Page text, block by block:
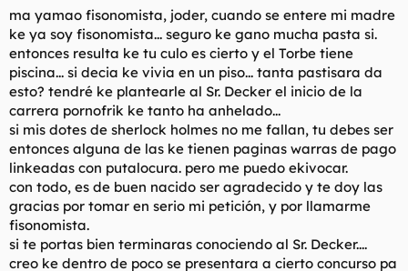
con ese dilema solo puedo deciros una cosa... :pla
ma yamao fisonomista, joder, cuando se entere mi madre
ke ya soy fisonomista... seguro ke gano mucha pasta si.
entonces resulta ke tu culo es cierto y el Torbe tiene
piscina... si decia ke vivia en un piso... tanta pastisara da
esto? tendré ke plantearle al Sr. Decker el inicio de la
carrera pornofrik ke tanto ha anhelado...
si mis dotes de sherlock holmes no me fallan, tu debes ser
entonces alguna de las ke tienen paginas warras de pago
linkeadas con putalocura. pero me puedo ekivocar.
con todo, es de buen nacido ser agradecido y te doy las
gracias por tomar en serio mi petición, y por llamarme
fisonomista.
si te portas bien terminaras conociendo al Sr. Decker....
creo ke dentro de poco se presentara a cierto concurso pa